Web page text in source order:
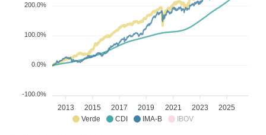
Verde CDI IMA-B IBOV
200.0%
100.0%
0.0%
-100.0%
2013 2015 2017 2019 2021 2023 2025